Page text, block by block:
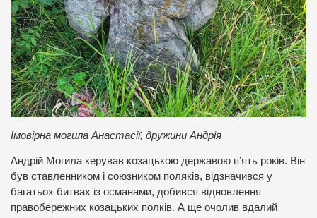
Імовірна могила Анастасії, дружини Андрія
Андрій Могила керував козацькою державою п’ять років. Він
був ставленником і союзником поляків, відзначився у
багатьох битвах із османами, добився відновлення
правобережних козацьких полків. А ще очолив вдалий